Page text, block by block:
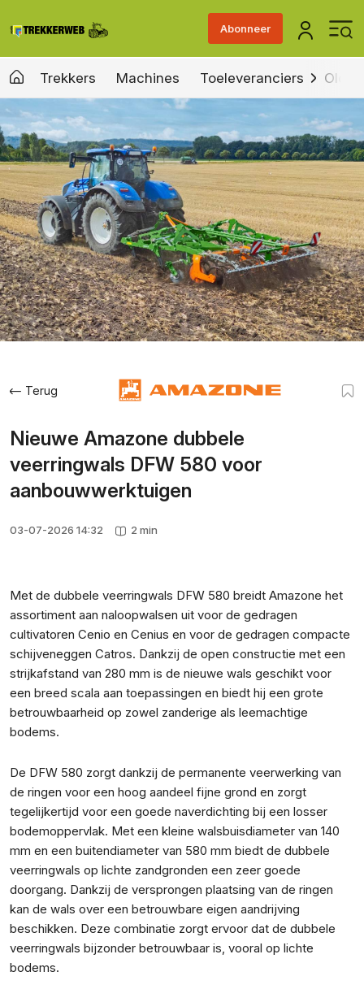
Abonneer
Trekkers Machines Toeleveranciers Old &
Terug
Nieuwe Amazone dubbele
veerringwals DFW 580 voor
aanbouwwerktuigen
03-07-2026 14:32 2 min
Met de dubbele veerringwals DFW 580 breidt Amazone het
assortiment aan naloopwalsen uit voor de gedragen
cultivatoren Cenio en Cenius en voor de gedragen compacte
schijveneggen Catros. Dankzij de open constructie met een
strijkafstand van 280 mm is de nieuwe wals geschikt voor
een breed scala aan toepassingen en biedt hij een grote
betrouwbaarheid op zowel zanderige als leemachtige
bodems.
De DFW 580 zorgt dankzij de permanente veerwerking van
de ringen voor een hoog aandeel fijne grond en zorgt
tegelijkertijd voor een goede naverdichting bij een losser
bodemoppervlak. Met een kleine walsbuisdiameter van 140
mm en een buitendiameter van 580 mm biedt de dubbele
veerringwals op lichte zandgronden een zeer goede
doorgang. Dankzij de versprongen plaatsing van de ringen
kan de wals over een betrouwbare eigen aandrijving
beschikken. Deze combinatie zorgt ervoor dat de dubbele
veerringwals bijzonder betrouwbaar is, vooral op lichte
bodems.